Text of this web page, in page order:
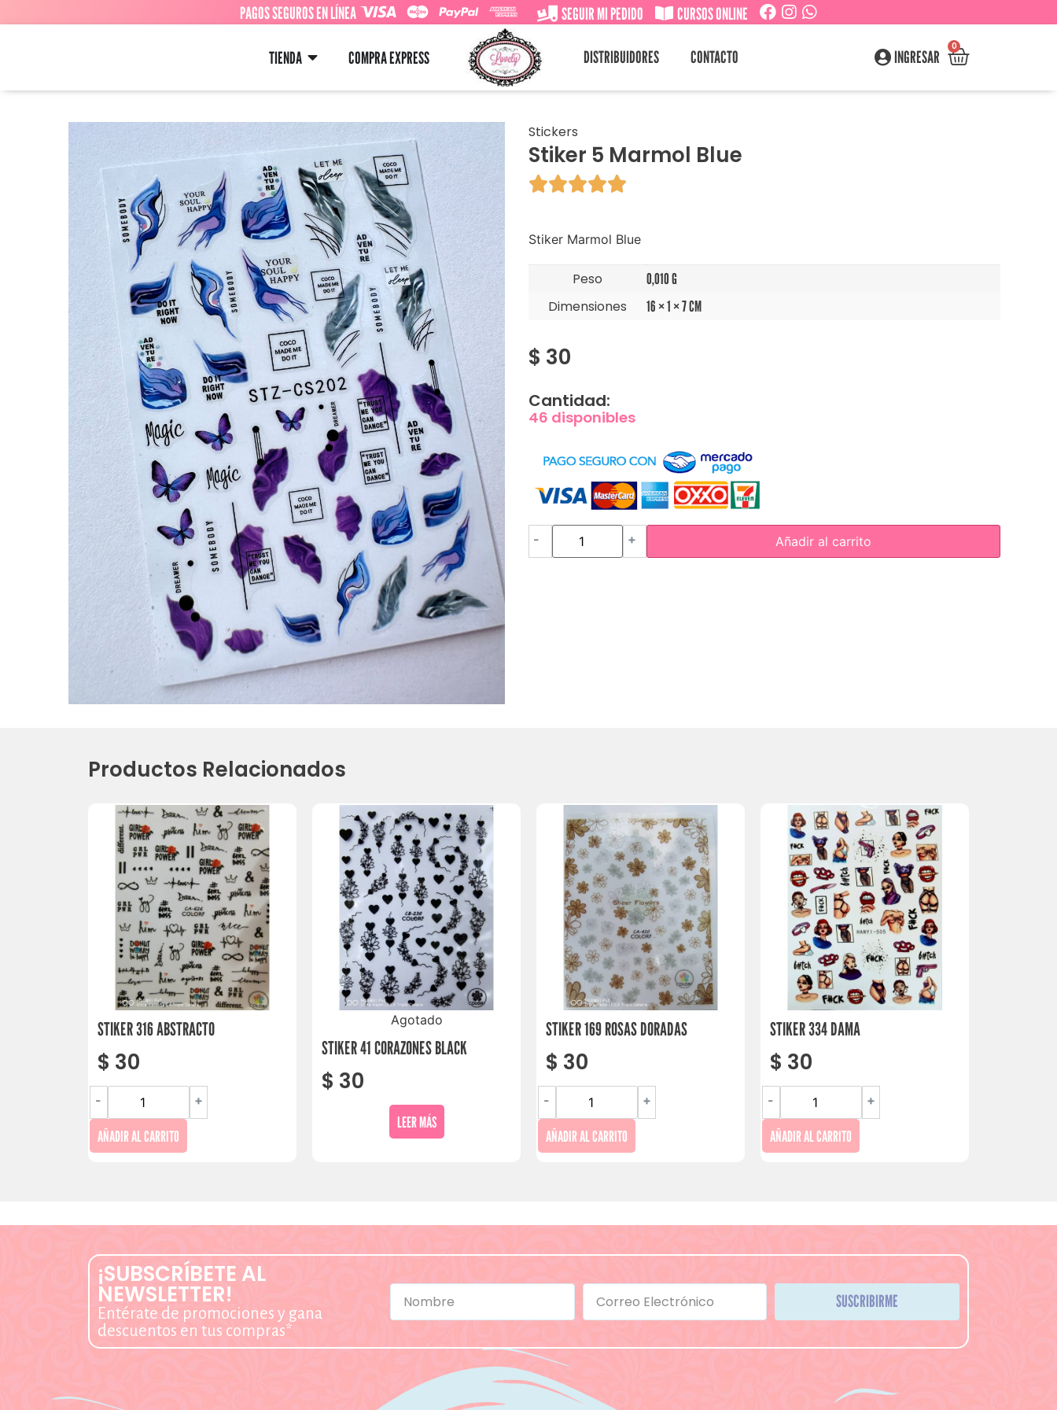
PAGOS SEGUROS EN LÍNEA SEGUIR MI PEDIDO CURSOS ONLINE
TIENDA COMPRA EXPRESS DISTRIBUIDORES CONTACTO INGRESAR
0
Stickers
Stiker 5 Marmol Blue

Stiker Marmol Blue
Peso 0,010 G
Dimensiones 16 × 1 × 7 CM
$ 30
Cantidad:
46 disponibles
- + Añadir al carrito
Productos Relacionados
STIKER 316 ABSTRACTO
$ 30
- +
AÑADIR AL CARRITO
Agotado
STIKER 41 CORAZONES BLACK
$ 30
LEER MÁS
STIKER 169 ROSAS DORADAS
$ 30
- +
AÑADIR AL CARRITO
STIKER 334 DAMA
$ 30
- +
AÑADIR AL CARRITO
¡SUBSCRÍBETE AL
NEWSLETTER!
Entérate de promociones y gana
descuentos en tus compras*
SUSCRIBIRME